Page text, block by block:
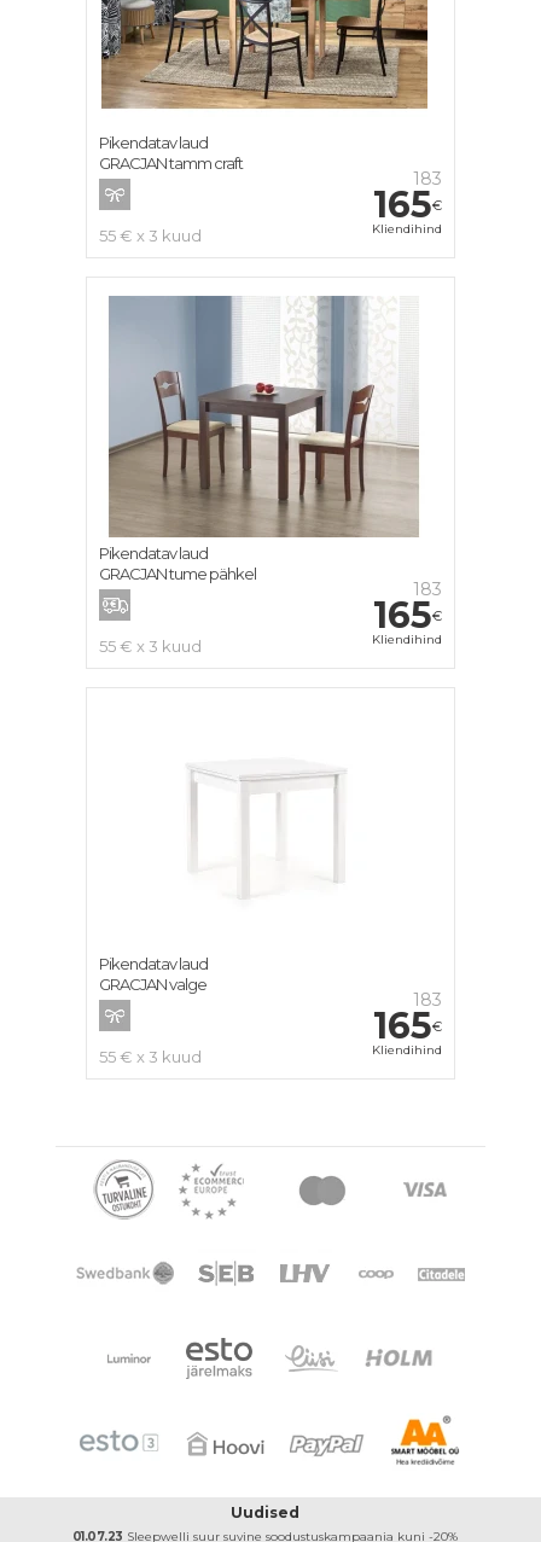
183
165€
Kliendihind
55 € x 3 kuud
Pikendatav laud
GRACJAN tamm craft
183
165€
Kliendihind
55 € x 3 kuud
Pikendatav laud
GRACJAN tume pähkel
183
165€
Kliendihind
55 € x 3 kuud
Pikendatav laud
GRACJAN valge
Uudised
01.07.23 Sleepwelli suur suvine soodustuskampaania kuni -20%